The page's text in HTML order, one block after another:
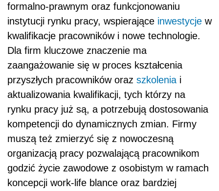
formalno-prawnym oraz funkcjonowaniu
instytucji rynku pracy, wspierające inwestycje w
kwalifikacje pracowników i nowe technologie.
Dla firm kluczowe znaczenie ma
zaangażowanie się w proces kształcenia
przyszłych pracowników oraz szkolenia i
aktualizowania kwalifikacji, tych którzy na
rynku pracy już są, a potrzebują dostosowania
kompetencji do dynamicznych zmian. Firmy
muszą też zmierzyć się z nowoczesną
organizacją pracy pozwalającą pracownikom
godzić życie zawodowe z osobistym w ramach
koncepcji work-life blance oraz bardziej